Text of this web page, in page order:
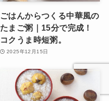
ごはんからつくる中華風の
たまご粥｜15分で完成！
コクうま時短粥。
2025年12月15日